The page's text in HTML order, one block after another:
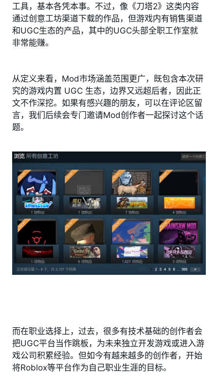
工具，基本各凭本事。不过，像《刀塔2》这类内容
通过创意工坊渠道下载的作品，但游戏内有销售渠道
和UGC生态的产品，其中的UGC头部全职工作室就
非常能赚。
从定义来看，Mod市场涵盖范围更广，既包含本次研
究的游戏内置 UGC 生态，边界又远超后者，因此正
文不作深挖。如果有感兴趣的朋友，可以在评论区留
言，我们后续会专门邀请Mod创作者一起探讨这个话
题。
而在职业选择上，过去，很多有技术基础的创作者会
把UGC平台当作跳板，为未来独立开发游戏或进入游
戏公司积累经验。但如今有越来越多的创作者，开始
将Roblox等平台作为自己职业生涯的目标。